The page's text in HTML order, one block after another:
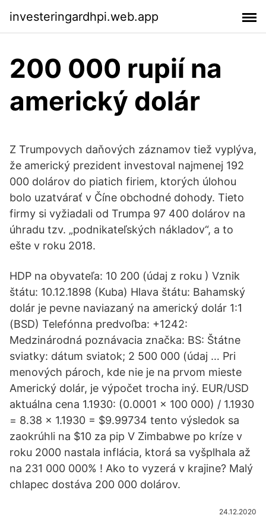
investeringardhpi.web.app
200 000 rupií na
americký dolár
Z Trumpovych daňových záznamov tiež vyplýva,
že americký prezident investoval najmenej 192
000 dolárov do piatich firiem, ktorých úlohou
bolo uzatvárať v Číne obchodné dohody. Tieto
firmy si vyžiadali od Trumpa 97 400 dolárov na
úhradu tzv. „podnikateľských nákladov“, a to
ešte v roku 2018.
HDP na obyvateľa: 10 200 (údaj z roku ) Vznik
štátu: 10.12.1898 (Kuba) Hlava štátu: Bahamský
dolár je pevne naviazaný na americký dolár 1:1
(BSD) Telefónna predvoľba: +1242:
Medzinárodná poznávacia značka: BS: Štátne
sviatky: dátum sviatok; 2 500 000 (údaj … Pri
menových pároch, kde nie je na prvom mieste
Americký dolár, je výpočet trocha iný. EUR/USD
aktuálna cena 1.1930: (0.0001 x 100 000) / 1.1930
= 8.38 x 1.1930 = $9.99734 tento výsledok sa
zaokrúhli na $10 za pip V Zimbabwe po kríze v
roku 2000 nastala inflácia, ktorá sa vyšplhala až
na 231 000 000% ! Ako to vyzerá v krajine? Malý
chlapec dostáva 200 000 dolárov.
24.12.2020